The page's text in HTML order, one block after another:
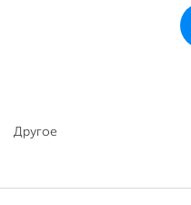
Другое
в